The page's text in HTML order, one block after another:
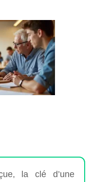
la clé d’une